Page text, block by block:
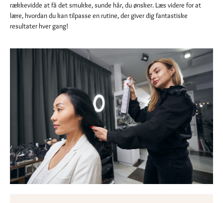
rækkevidde at få det smukke, sunde hår, du ønsker. Læs videre for at
lære, hvordan du kan tilpasse en rutine, der giver dig fantastiske
resultater hver gang!